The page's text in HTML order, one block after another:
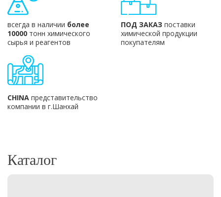
всегда в наличии более
10000 тонн химического
сырья и реагентов
ПОД ЗАКАЗ поставки
химической продукции
покупателям
CHINA представительство
компании в г.Шанхай
Каталог